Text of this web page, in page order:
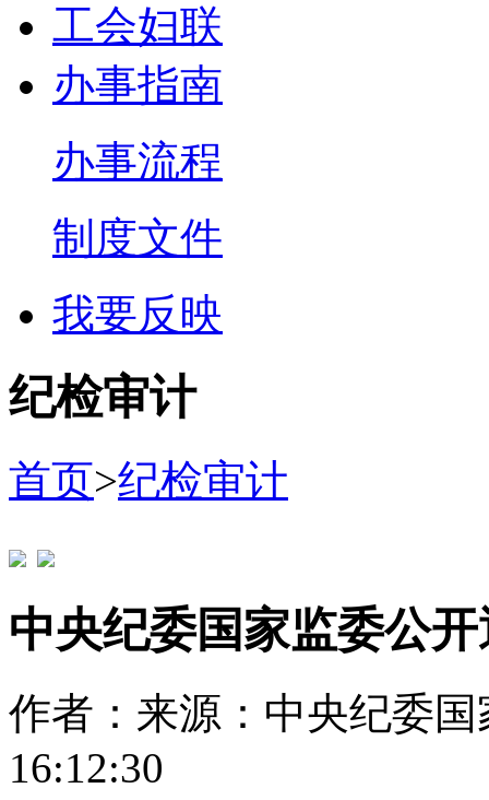
工会妇联
办事指南
办事流程
制度文件
我要反映
纪检审计
首页>纪检审计
中央纪委国家监委公
作者： 来源：中央纪委
16:12:30